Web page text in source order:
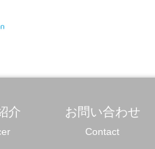
介 お問い合わせ
Contact